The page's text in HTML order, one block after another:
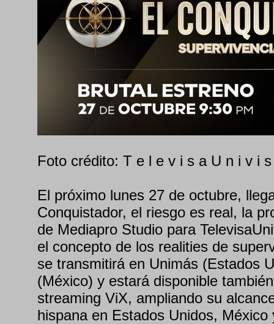
Foto crédito: T e l e v i s a U n i v i
El próximo lunes 27 de octubre,
Conquistador, el riesgo es real, la
de Mediapro Studio para
el concepto de los realities de
se transmitirá en Unimás (Estados
(México) y estará disponible
streaming ViX, ampliando su
hispana en Estados Unidos, México